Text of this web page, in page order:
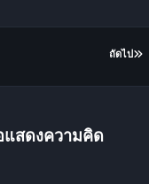
ถัดไป
แสดงความคิด